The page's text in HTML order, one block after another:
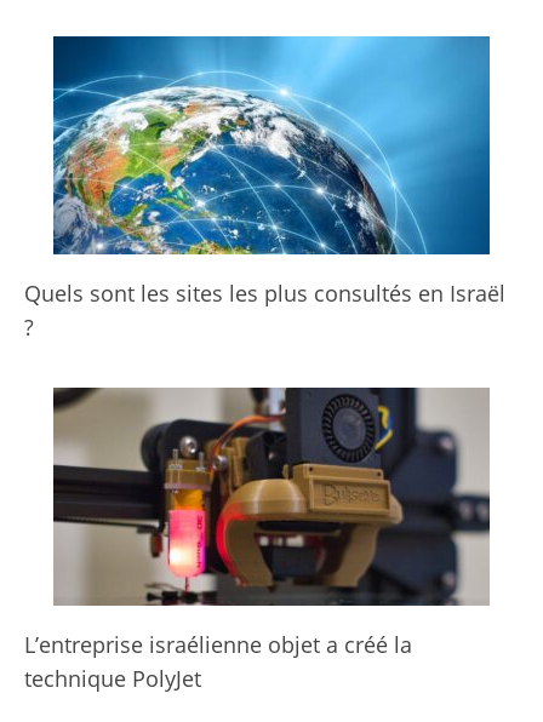
Quels sont les sites les plus consultés en Israël
?
L’entreprise israélienne objet a créé la
technique PolyJet